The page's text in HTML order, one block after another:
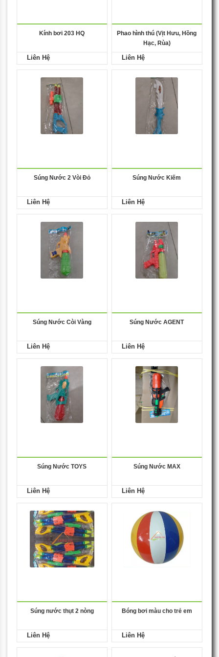
Kính bơi 203 HQ
Liên Hệ
Phao hình thú (Vịt Hưu, Hồng
Hạc, Rùa)
Liên Hệ
Súng Nước 2 Vòi Đỏ
Liên Hệ
Súng Nước Kiếm
Liên Hệ
Súng Nước Còi Vàng
Liên Hệ
Súng Nước AGENT
Liên Hệ
Súng Nước TOYS
Liên Hệ
Súng Nước MAX
Liên Hệ
Súng nước thụt 2 nòng
Liên Hệ
Bóng bơi màu cho trẻ em
Liên Hệ